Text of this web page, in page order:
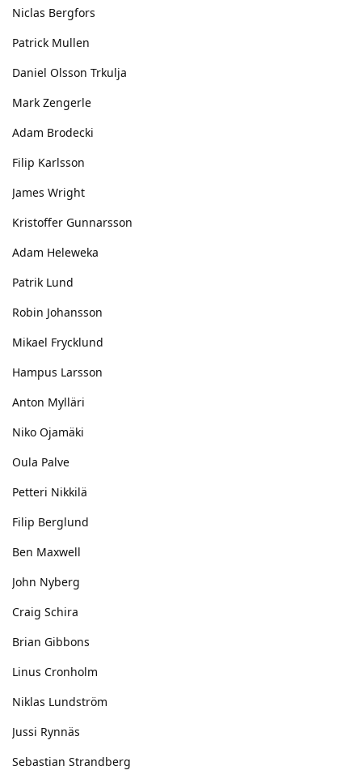
Niclas Bergfors
Patrick Mullen
Daniel Olsson Trkulja
Mark Zengerle
Adam Brodecki
Filip Karlsson
James Wright
Kristoffer Gunnarsson
Adam Heleweka
Patrik Lund
Robin Johansson
Mikael Frycklund
Hampus Larsson
Anton Mylläri
Niko Ojamäki
Oula Palve
Petteri Nikkilä
Filip Berglund
Ben Maxwell
John Nyberg
Craig Schira
Brian Gibbons
Linus Cronholm
Niklas Lundström
Jussi Rynnäs
Sebastian Strandberg